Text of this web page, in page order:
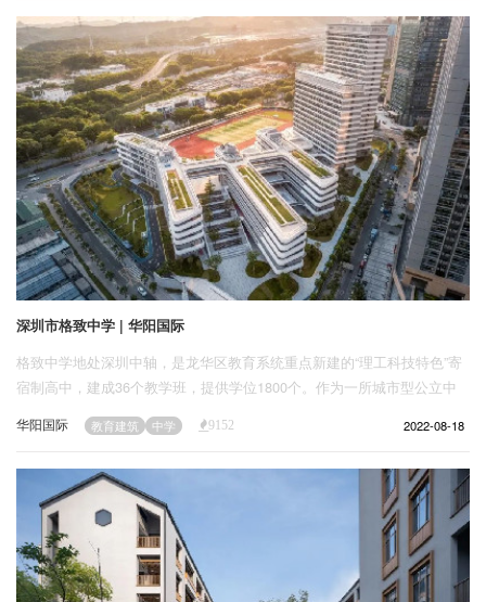
深圳市格致中学 | 华阳国际
格致中学地处深圳中轴，是龙华区教育系统重点新建的“理工科技特色”寄
宿制高中，建成36个教学班，提供学位1800个。作为一所城市型公立中
学，项目紧邻红山地铁站，总体区位交通便利，环境优美，但场地狭小，
制约较多。
华阳国际 教育建筑 中学 9152 2022-08-18